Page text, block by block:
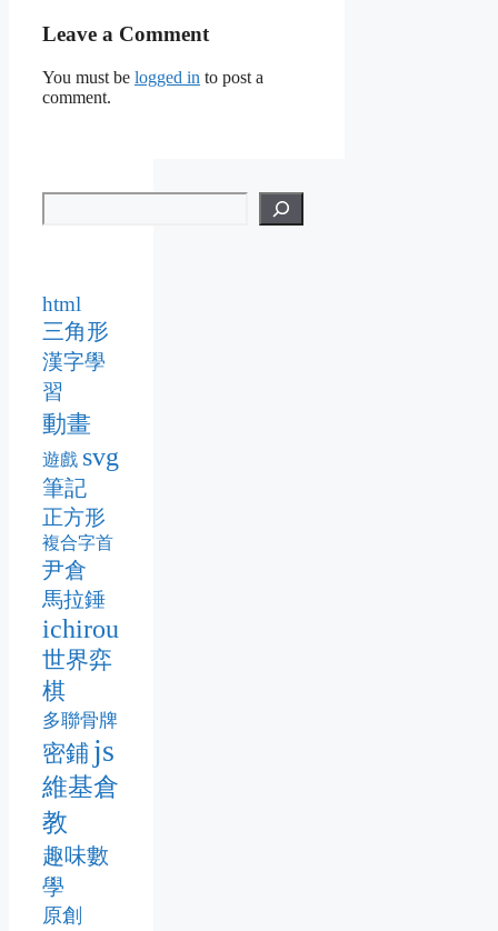
Leave a Comment
You must be logged in to post a
comment.
html
三角形
漢字學
習
動畫
遊戲 svg
筆記
正方形
複合字首
尹倉
馬拉錘
ichirou
世界弈
棋
多聯骨牌
密鋪 js
維基倉
教
趣味數
學
原創